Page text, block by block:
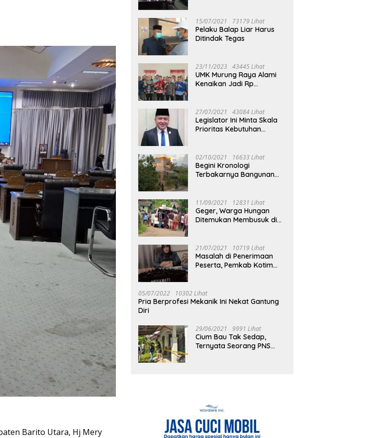
Barito Utara, Hj Mery
15/07/2021 73179 Lihat
Pelaku Balap Liar Harus
Ditindak Tegas
23/11/2023 43445 Lihat
UMK Murung Raya Alami
Kenaikan Jadi Rp
27/07/2021 43084 Lihat
Legislator Ini Minta Skala
Prioritas Kebutuhan
02/10/2021 16633 Lihat
Begini Kronologi
Terbakarnya Bangunan
11/09/2021 12831 Lihat
Geger, Warga Hungan
Ditemukan Membusuk di
21/07/2021 10719 Lihat
Masalah di Penerimaan
Peserta, Pemkab Kotim
05/07/2022 10302 Lihat
Pria Berprofesi Mekanik Ini Nekat Gantung
Diri
29/06/2021 9991 Lihat
Cium Bau Tak Sedap,
Ternyata Seorang PNS